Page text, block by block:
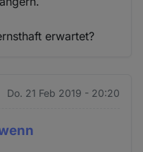
erwartet?
Do. 21 Feb 2019 - 20:20